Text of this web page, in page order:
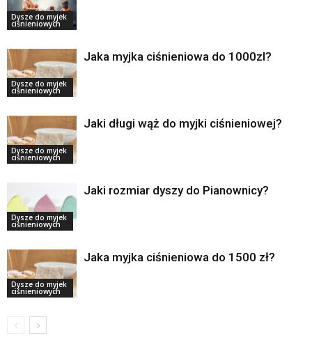
Dysze do myjek
ciśnieniowych
Dysze do myjek
ciśnieniowych
Jaka myjka ciśnieniowa do 1000zl?
Dysze do myjek
ciśnieniowych
Jaki długi wąż do myjki ciśnieniowej?
Dysze do myjek
ciśnieniowych
Jaki rozmiar dyszy do Pianownicy?
Dysze do myjek
ciśnieniowych
Jaka myjka ciśnieniowa do 1500 zł?